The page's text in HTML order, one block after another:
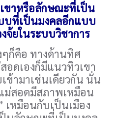
ขาหรือลักษณะที่เป็น
บที่เป็นมงคลอีกแบบ
จ้ยในระบบวิชาการ
คือ ทางด้านทิศ
อดเองก็มีแนวทิวเขา
ข้ามาเช่นเดียวกัน นั่น
ม่สอดมีสภาพเหมือน
เหมือนกับเป็นเมือง